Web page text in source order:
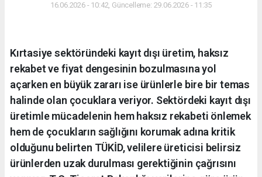
16.06.2026 - 10:42, Güncelleme: 29.06.2026 - 11:35
Kırtasiye sektöründeki kayıt dışı üretim, haksız
rekabet ve fiyat dengesinin bozulmasına yol
açarken en büyük zararı ise ürünlerle bire bir temas
halinde olan çocuklara veriyor. Sektördeki kayıt dışı
üretimle mücadelenin hem haksız rekabeti önlemek
hem de çocukların sağlığını korumak adına kritik
olduğunu belirten TÜKİD, velilere üreticisi belirsiz
ürünlerden uzak durulması gerektiğinin çağrısını